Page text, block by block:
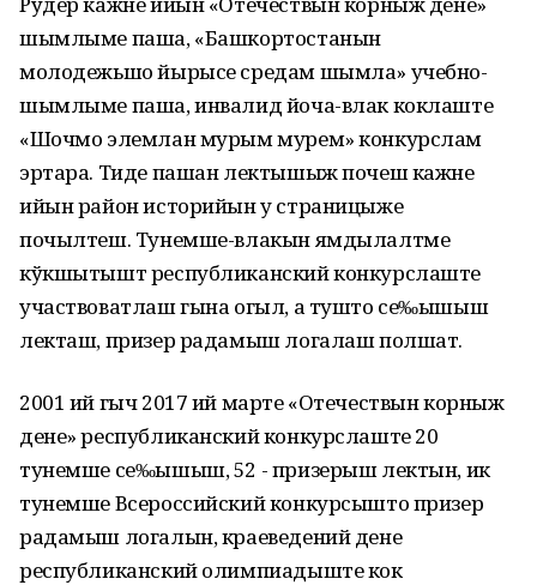
шымлыме паша, «Башкортостанын
молодежьшо йырысе средам шымла» учебно-
шымлыме паша, инвалид йоча-влак коклаште
«Шочмо элемлан мурым мурем» конкурслам
эртара. Тиде пашан лектышыж почеш кажне
ийын район историйын у страницыже
почылтеш. Тунемше-влакын ямдылалтме
кўкшытышт республиканский конкурслаште
участвоватлаш гына огыл, а тушто се‰ышыш
лекташ, призер радамыш логалаш полшат.
2001 ий гыч 2017 ий марте «Отечествын корныж
дене» республиканский конкурслаште 20
тунемше се‰ышыш, 52 - призерыш лектын, ик
тунемше Всероссийский конкурсышто призер
радамыш логалын, краеведений дене
республиканский олимпиадыште кок